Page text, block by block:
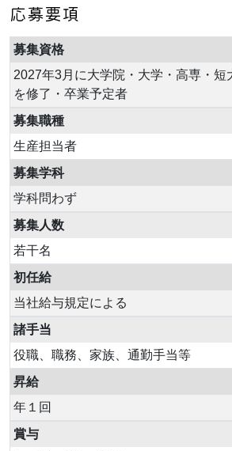
応募要項
募集資格
2027年3月に大学院・大学・高専・短
を修了・卒業予定者
募集職種
生産担当者
募集学科
学科問わず
募集人数
若干名
初任給
当社給与規定による
諸手当
役職、職務、家族、通勤手当等
昇給
年１回
賞与